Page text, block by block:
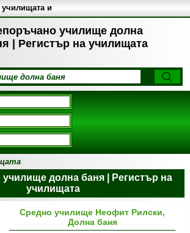
училище долна
| Регистър на училищата
училищата и
в България
долна баня | Регистър на
училищата
Средно училище Неофит Рилски,
Долна баня